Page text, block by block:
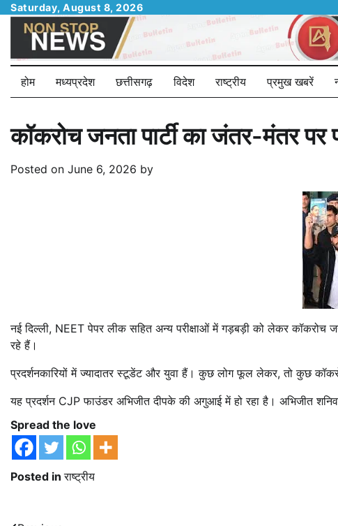
Skip
content
Saturday, August 8, 2026
होम मध्यप्रदेश छत्तीसगढ़ विदेश राष्ट्रीय प्रमुख खबरें
कॉकरोच जनता पार्टी का जंतर-मंतर पर
Posted on June 6, 2026 by
नई दिल्ली, NEET पेपर लीक सहित अन्य परीक्षाओं में गड़बड़ी को लेकर कॉकरोच
रहे हैं।
प्रदर्शनकारियों में ज्यादातर स्टूडेंट और युवा हैं। कुछ लोग फूल लेकर, तो कुछ
यह प्रदर्शन CJP फाउंडर अभिजीत दीपके की अगुआई में हो रहा है। अभिजीत
Spread the love
Posted inराष्ट्रीय